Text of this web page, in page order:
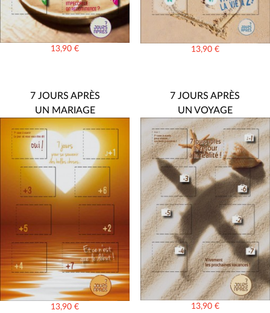
13,90€ 13,90 €
7 JOURS APRÈS
UN MARIAGE
13,90€
7 JOURS APRÈS
UN VOYAGE
13,90 €